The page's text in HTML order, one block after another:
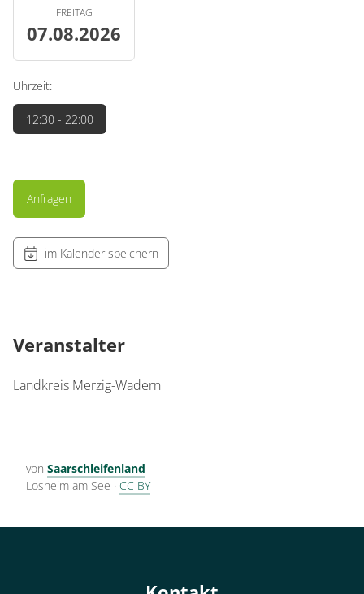
FREITAG
07.08.2026
Uhrzeit:
12:30 - 22:00
Anfragen
im Kalender speichern
Veranstalter
Landkreis Merzig-Wadern
von Saarschleifenland
Losheim am See · CC BY